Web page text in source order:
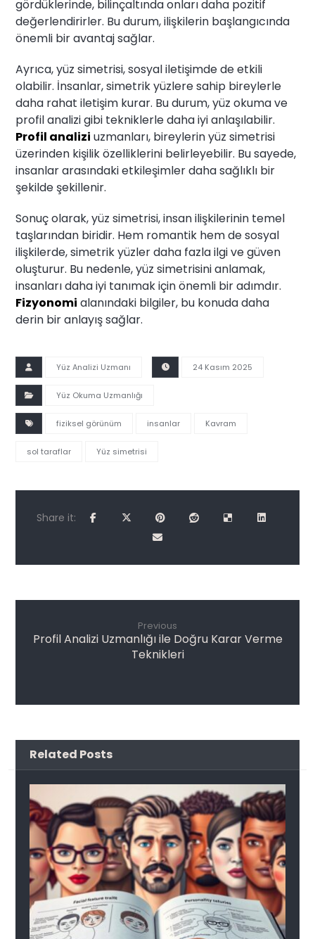
gördüklerinde, bilinçaltında onları daha pozitif
değerlendirirler. Bu durum, ilişkilerin başlangıcında
önemli bir avantaj sağlar.
Ayrıca, yüz simetrisi, sosyal iletişimde de etkili
olabilir. İnsanlar, simetrik yüzlere sahip bireylerle
daha rahat iletişim kurar. Bu durum, yüz okuma ve
profil analizi gibi tekniklerle daha iyi anlaşılabilir.
Profil analizi uzmanları, bireylerin yüz simetrisi
üzerinden kişilik özelliklerini belirleyebilir. Bu sayede,
insanlar arasındaki etkileşimler daha sağlıklı bir
şekilde şekillenir.
Sonuç olarak, yüz simetrisi, insan ilişkilerinin temel
taşlarından biridir. Hem romantik hem de sosyal
ilişkilerde, simetrik yüzler daha fazla ilgi ve güven
oluşturur. Bu nedenle, yüz simetrisini anlamak,
insanları daha iyi tanımak için önemli bir adımdır.
Fizyonomi alanındaki bilgiler, bu konuda daha
derin bir anlayış sağlar.
Yüz Analizi Uzmanı 24 Kasım 2025
Yüz Okuma Uzmanlığı
fiziksel görünüm insanlar Kavram
sol taraflar Yüz simetrisi
Previous
Profil Analizi Uzmanlığı ile Doğru Karar Verme
Teknikleri
Related Posts